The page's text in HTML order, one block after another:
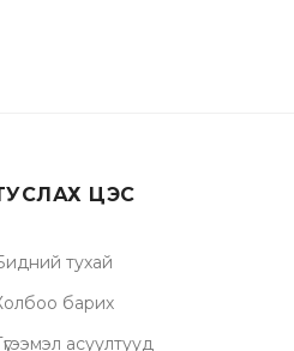
ЦЭС
тухай
барих
асуултууд